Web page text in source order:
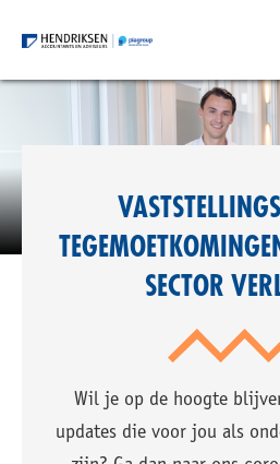
SECTOR
Wil je op de hoogte
updates die voor jou als